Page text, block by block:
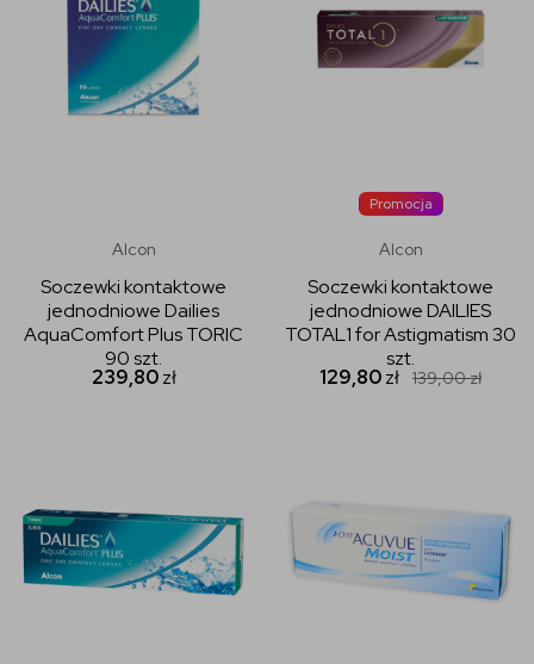
Alcon
Soczewki kontaktowe
jednodniowe Dailies
AquaComfort Plus TORIC
90 szt.
239,80zł
Promocja
Alcon
Soczewki kontaktowe
jednodniowe DAILIES
TOTAL1 for Astigmatism 30
szt.
129,80zł 139,00zł